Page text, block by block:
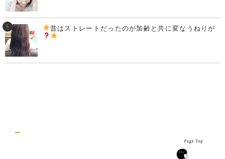
昔はストレートだったのが加齢と共に変なうねりが